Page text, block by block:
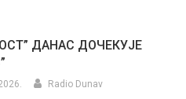
ДАНАС ДОЧЕКУЈЕ
Radio Dunav